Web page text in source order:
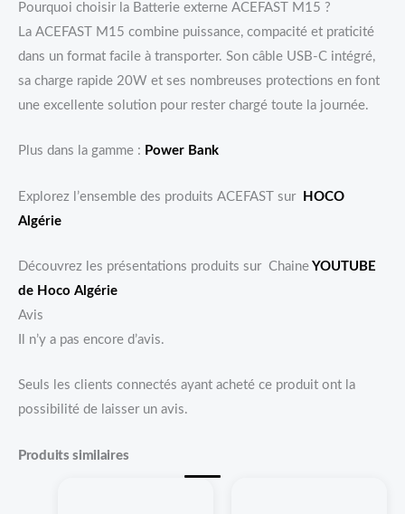
Pourquoi choisir la Batterie externe ACEFAST M15 ?
La ACEFAST M15 combine puissance, compacité et praticité
dans un format facile à transporter. Son câble USB-C intégré,
sa charge rapide 20W et ses nombreuses protections en font
une excellente solution pour rester chargé toute la journée.
Plus dans la gamme : Power Bank
Explorez l’ensemble des produits ACEFAST sur
HOCO
Algérie
Découvrez les présentations produits sur Chaine YOUTUBE
de Hoco Algérie
Avis
Il n’y a pas encore d’avis.
Seuls les clients connectés ayant acheté ce produit ont la
possibilité de laisser un avis.
Produits similaires